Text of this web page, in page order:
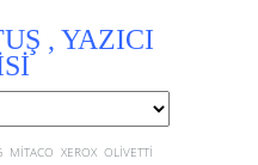
, YAZICI
MİTACO XEROX OLİVETTİ